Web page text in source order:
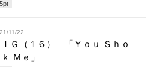
pt
11/22
ＩＧ（１６） 「Ｙｏｕ Ｓｈｏ
ｋ Ｍｅ」